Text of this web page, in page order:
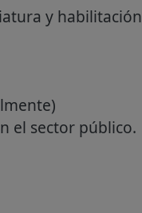
y habilitación
el sector público.